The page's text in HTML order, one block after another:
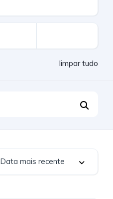
limpar tudo
Data mais recente